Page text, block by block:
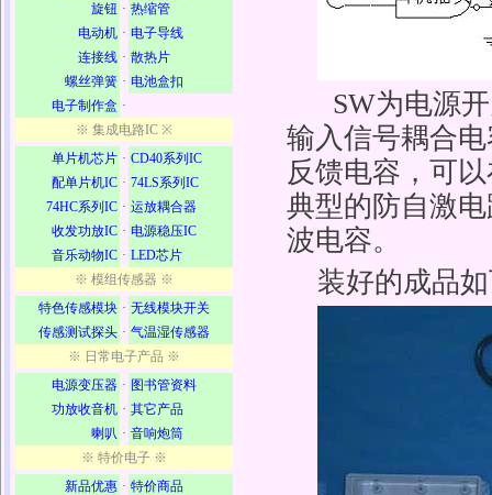
旋钮 · 热缩管
电动机 · 电子导线
连接线 · 散热片
螺丝弹簧 · 电池盒扣
电子制作盒 ·
※ 集成电路IC ※
单片机芯片 · CD40系列IC
配单片机IC · 74LS系列IC
74HC系列IC · 运放耦合器
收发功放IC · 电源稳压IC
音乐动物IC · LED芯片
※ 模组传感器 ※
特色传感模块 · 无线模块开关
传感测试探头 · 气温湿传感器
※ 日常电子产品 ※
电源变压器 · 图书管资料
功放收音机 · 其它产品
喇叭 · 音响炮筒
※ 特价电子 ※
新品优惠 · 特价商品
SW为电源
输入信号耦合
反馈电容，可
典型的防自激
波电容。
装好的成品